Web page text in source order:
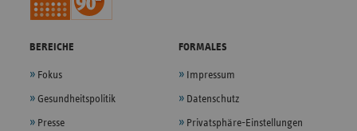
BEREICHE
Fokus
Gesundheitspolitik
Presse
FORMALES
Impressum
Datenschutz
Privatsphäre-Einstellungen